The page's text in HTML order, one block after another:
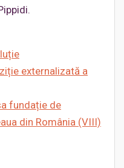
externalizată a
fundație de
din România (VIII)